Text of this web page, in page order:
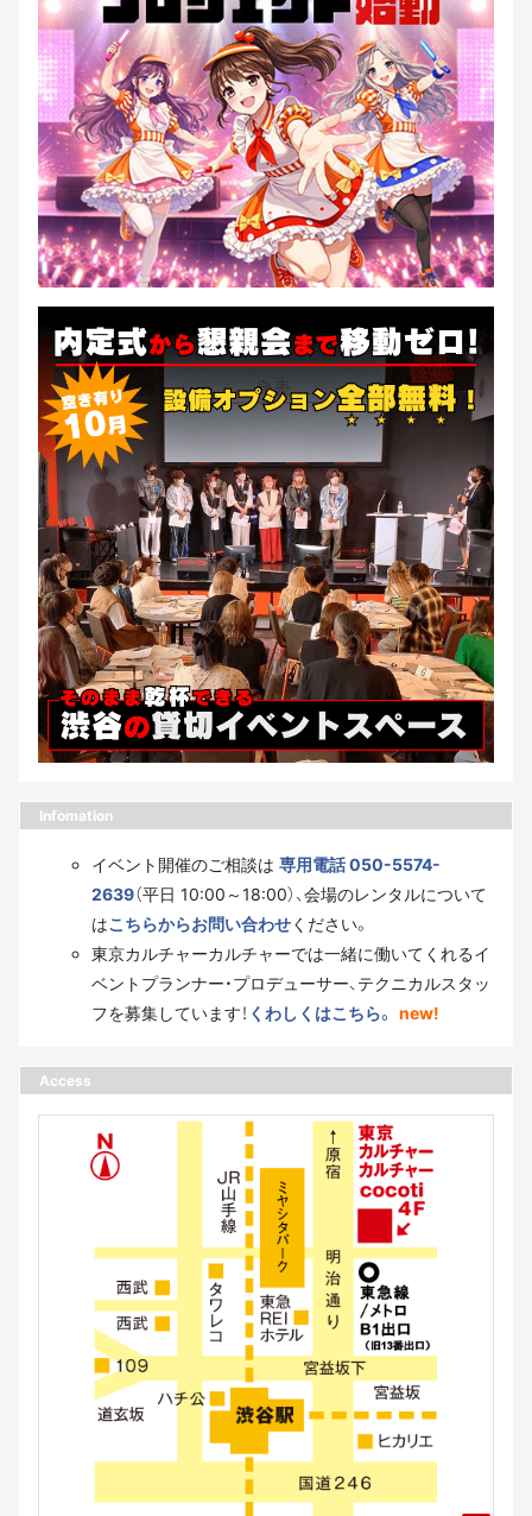
Infomation
イベント開催のご相談は 専用電話 050-5574-
2639（平日 10:00～18:00）、会場のレンタルについて
はこちらからお問い合わせください。
東京カルチャーカルチャーでは一緒に働いてくれるイ
ベントプランナー・プロデューサー、テクニカルスタッ
フを募集しています！ くわしくはこちら。 new!
Access